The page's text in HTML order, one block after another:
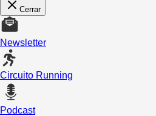
Cerrar
Newsletter
Circuito Running
Podcast